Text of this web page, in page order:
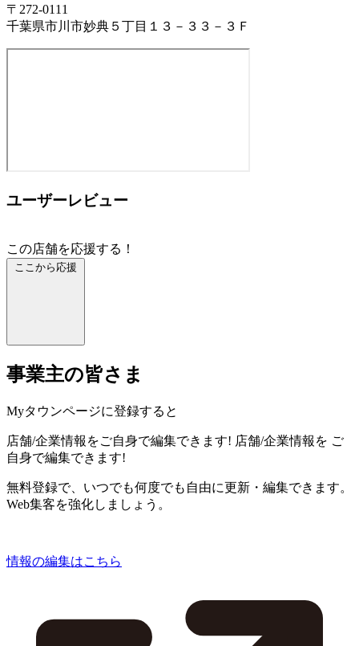
〒272-0111
千葉県市川市妙典５丁目１３－３３－３Ｆ
ユーザーレビュー
この店舗を応援する！
ここから応援
事業主の皆さま
Myタウンページに登録すると
店舗/企業情報をご自身で編集できます! 店舗/企業情報を ご
自身で編集できます!
無料登録で、いつでも何度でも自由に更新・編集できます。
Web集客を強化しましょう。
情報の編集はこちら